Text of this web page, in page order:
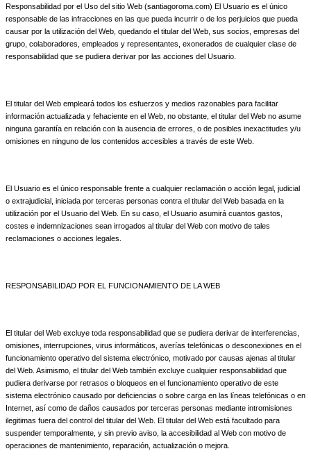
Responsabilidad por el Uso del sitio Web (santiagoroma.com) El Usuario es el único
responsable de las infracciones en las que pueda incurrir o de los perjuicios que pueda
causar por la utilización del Web, quedando el titular del Web, sus socios, empresas del
grupo, colaboradores, empleados y representantes, exonerados de cualquier clase de
responsabilidad que se pudiera derivar por las acciones del Usuario.
El titular del Web empleará todos los esfuerzos y medios razonables para facilitar
información actualizada y fehaciente en el Web, no obstante, el titular del Web no asume
ninguna garantía en relación con la ausencia de errores, o de posibles inexactitudes y/u
omisiones en ninguno de los contenidos accesibles a través de este Web.
El Usuario es el único responsable frente a cualquier reclamación o acción legal, judicial
o extrajudicial, iniciada por terceras personas contra el titular del Web basada en la
utilización por el Usuario del Web. En su caso, el Usuario asumirá cuantos gastos,
costes e indemnizaciones sean irrogados al titular del Web con motivo de tales
reclamaciones o acciones legales.
RESPONSABILIDAD POR EL FUNCIONAMIENTO DE LA WEB
El titular del Web excluye toda responsabilidad que se pudiera derivar de interferencias,
omisiones, interrupciones, virus informáticos, averías telefónicas o desconexiones en el
funcionamiento operativo del sistema electrónico, motivado por causas ajenas al titular
del Web. Asimismo, el titular del Web también excluye cualquier responsabilidad que
pudiera derivarse por retrasos o bloqueos en el funcionamiento operativo de este
sistema electrónico causado por deficiencias o sobre carga en las líneas telefónicas o en
Internet, así como de daños causados por terceras personas mediante intromisiones
ilegitimas fuera del control del titular del Web. El titular del Web está facultado para
suspender temporalmente, y sin previo aviso, la accesibilidad al Web con motivo de
operaciones de mantenimiento, reparación, actualización o mejora.